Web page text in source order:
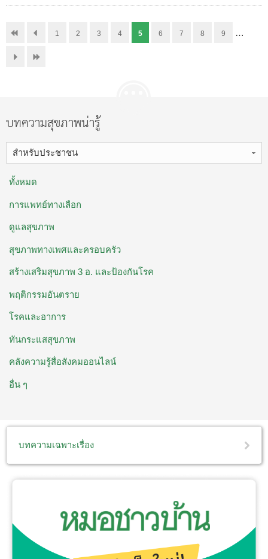
1 2 3 4 5 6 7 8 9 …
บทความสุขภาพน่ารู้
สำหรับประชาชน
ทั้งหมด
การแพทย์ทางเลือก
ดูแลสุขภาพ
สุขภาพทางเพศและครอบครัว
สร้างเสริมสุขภาพ 3 อ. ​และป้องกันโรค
พฤติกรรมอันตราย
โรคและอาการ
ทันกระแสสุขภาพ
คลังความรู้สื่อสังคมออนไลน์
อื่น ๆ
บทความเฉพาะเรื่อง